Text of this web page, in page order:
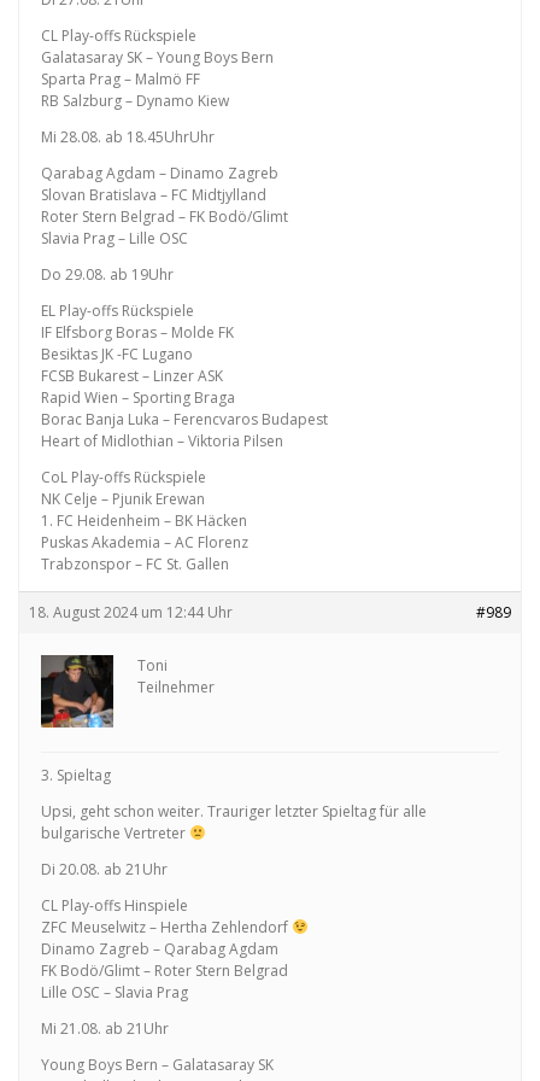
CL Play-offs Rückspiele
Galatasaray SK – Young Boys Bern
Sparta Prag – Malmö FF
RB Salzburg – Dynamo Kiew
Mi 28.08. ab 18.45UhrUhr
Qarabag Agdam – Dinamo Zagreb
Slovan Bratislava – FC Midtjylland
Roter Stern Belgrad – FK Bodö/Glimt
Slavia Prag – Lille OSC
Do 29.08. ab 19Uhr
EL Play-offs Rückspiele
IF Elfsborg Boras – Molde FK
Besiktas JK -FC Lugano
FCSB Bukarest – Linzer ASK
Rapid Wien – Sporting Braga
Borac Banja Luka – Ferencvaros Budapest
Heart of Midlothian – Viktoria Pilsen
CoL Play-offs Rückspiele
NK Celje – Pjunik Erewan
1. FC Heidenheim – BK Häcken
Puskas Akademia – AC Florenz
Trabzonspor – FC St. Gallen
18. August 2024 um 12:44 Uhr #989
Toni
Teilnehmer
3. Spieltag
Upsi, geht schon weiter. Trauriger letzter Spieltag für alle
bulgarische Vertreter
Di 20.08. ab 21Uhr
CL Play-offs Hinspiele
ZFC Meuselwitz – Hertha Zehlendorf
Dinamo Zagreb – Qarabag Agdam
FK Bodö/Glimt – Roter Stern Belgrad
Lille OSC – Slavia Prag
Mi 21.08. ab 21Uhr
Young Boys Bern – Galatasaray SK